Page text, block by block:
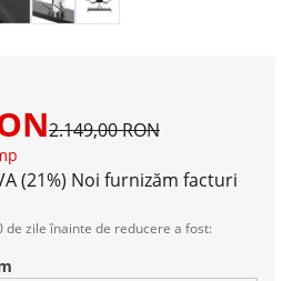
2.149,00 RON
(21%) Noi furnizăm facturi
zile înainte de reducere a fost: